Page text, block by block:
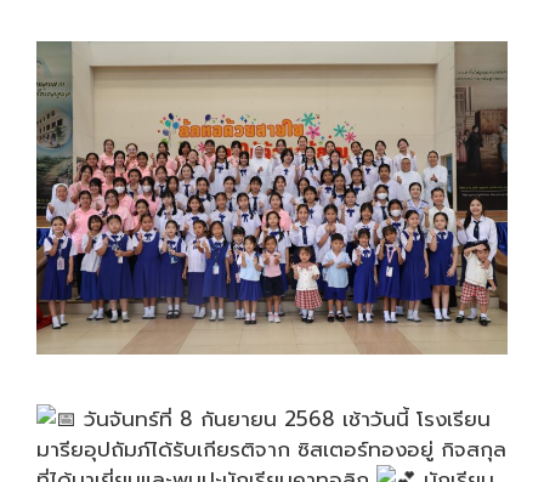
วันจันทร์ที่ 8 กันยายน 2568 เช้าวันนี้ โรงเรียน
มารียอุปถัมภ์ได้รับเกียรติจาก ซิสเตอร์ทองอยู่ กิจสกุล